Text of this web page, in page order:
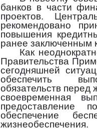
банков в части
проектов.
рекомендовано
повышения
ранее заключенным
Как
Правительства
сегодняшней
обеспечить
обязательств перед
своевременная
предоставление
обеспечение
жизнеобеспечения.